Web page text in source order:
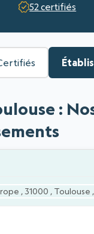
52 certifiés
:
, 31000 , Toulouse